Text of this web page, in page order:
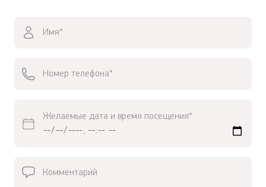
Желаемые дата и время посещения*